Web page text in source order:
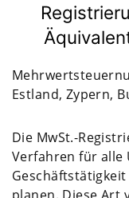
Estland, Zypern,
Die MwSt.-
Verfahren für alle